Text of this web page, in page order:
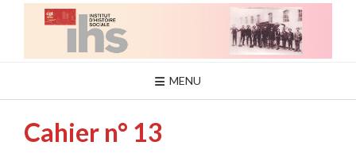
MENU
Cahier n° 13